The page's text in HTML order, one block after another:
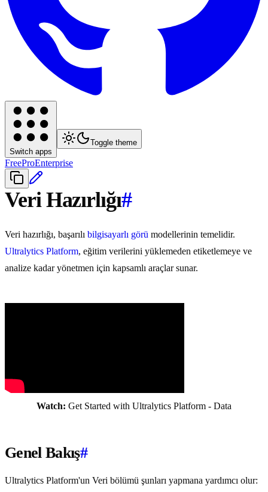
Switch apps
Toggle theme
FreeProEnterprise
Veri Hazırlığı#
Veri hazırlığı, başarılı bilgisayarlı görü modellerinin temelidir.
Ultralytics Platform, eğitim verilerini yüklemeden etiketlemeye ve
analize kadar yönetmen için kapsamlı araçlar sunar.
Watch: Get Started with Ultralytics Platform - Data
Genel Bakış#
Ultralytics Platform'un Veri bölümü şunları yapmana yardımcı olur: